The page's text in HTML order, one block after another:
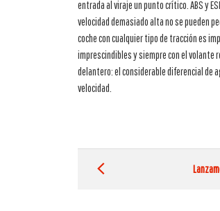
entrada al viraje un punto crítico. ABS y
velocidad demasiado alta no se pueden
coche con cualquier tipo de tracción es
imprescindibles y siempre con el volante
delantero: el considerable diferencial de
velocidad.
navigation